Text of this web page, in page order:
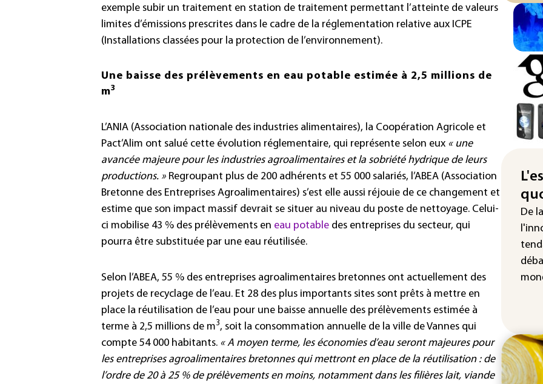
exemple subir un traitement en station de traitement permettant l’atteinte de valeurs
limites d’émissions prescrites dans le cadre de la réglementation relative aux ICPE
(Installations classées pour la protection de l’environnement).
Une baisse des prélèvements en eau potable estimée à 2,5 millions de
m3
L’ANIA (Association nationale des industries alimentaires), la Coopération Agricole et
Pact’Alim ont salué cette évolution réglementaire, qui représente selon eux « une
avancée majeure pour les industries agroalimentaires et la sobriété hydrique de leurs
productions. » Regroupant plus de 200 adhérents et 55 000 salariés, l’ABEA (Association
Bretonne des Entreprises Agroalimentaires) s’est elle aussi réjouie de ce changement et
estime que son impact massif devrait se situer au niveau du poste de nettoyage. Celui-
ci mobilise 43 % des prélèvements en eau potable des entreprises du secteur, qui
pourra être substituée par une eau réutilisée.
Selon l’ABEA, 55 % des entreprises agroalimentaires bretonnes ont actuellement des
projets de recyclage de l’eau. Et 28 des plus importants sites sont prêts à mettre en
place la réutilisation de l’eau pour une baisse annuelle des prélèvements estimée à
terme à 2,5 millions de m3, soit la consommation annuelle de la ville de Vannes qui
compte 54 000 habitants. « A moyen terme, les économies d’eau seront majeures pour
les entreprises agroalimentaires bretonnes qui mettront en place de la réutilisation : de
l’ordre de 20 à 25 % de prélèvements en moins, notamment dans les filières lait, viande
la
De